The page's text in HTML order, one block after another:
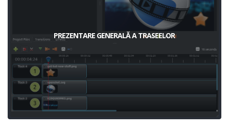
PREZENTARE GENERALĂ A TRASEELOR